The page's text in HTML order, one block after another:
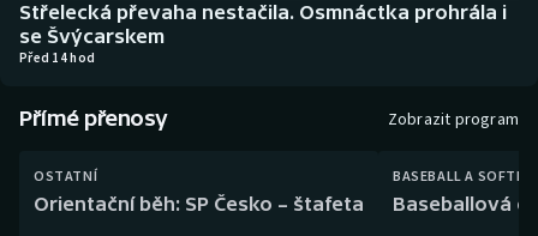
Boby a skeleton
Dostihy
AZ kvíz
Střelecká převaha nestačila. Osmnáctka prohrála i
se Švýcarskem
Před 14 hod
Přímé přenosy Zobrazit program
OSTATNÍ
Orientační běh: SP Česko – štafeta
BASEBALL A
Baseballová